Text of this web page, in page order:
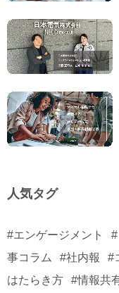
人気タグ
#エンゲージメント
事コラム
#社内報 #
はたらき方
#情報共